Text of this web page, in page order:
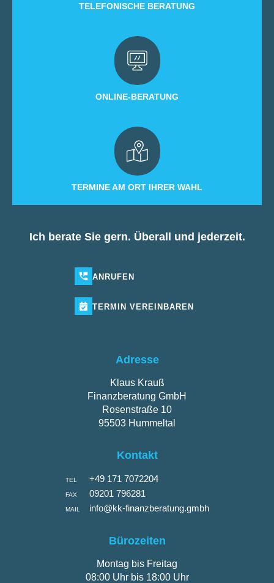
TELEFONISCHE BERATUNG
ONLINE-BERATUNG
TERMINE AM ORT IHRER WAHL
Ich berate Sie gern. Überall und jederzeit.
ANRUFEN
TERMIN VEREINBAREN
Adresse
Klaus Krauß
Finanzberatung GmbH
Rosenstraße 10
95503 Hummeltal
Kontakt
TEL +49 171 7072204
FAX 09201 796281
MAIL info@kk-finanzberatung.gmbh
Bürozeiten
Montag bis Freitag
08:00 Uhr bis 18:00 Uhr